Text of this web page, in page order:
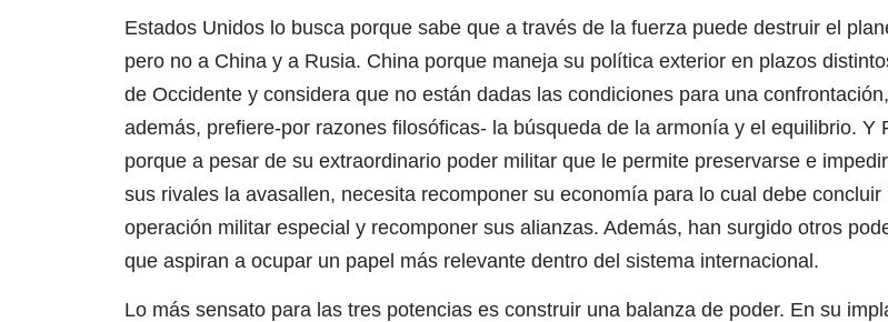
Estados Unidos lo busca porque sabe que a través de la fuerza puede destruir el
pero no a China y a Rusia. China porque maneja su política exterior en plazos
de Occidente y considera que no están dadas las condiciones para una confrontación,
además, prefiere-por razones filosóficas- la búsqueda de la armonía y el equilibrio. Y
porque a pesar de su extraordinario poder militar que le permite preservarse e
sus rivales la avasallen, necesita recomponer su economía para lo cual debe concluir
operación militar especial y recomponer sus alianzas. Además, han surgido otros
que aspiran a ocupar un papel más relevante dentro del sistema internacional.
Lo más sensato para las tres potencias es construir una balanza de poder. En su